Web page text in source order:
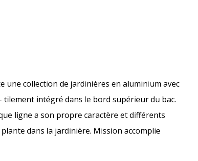
une collection de jardinières en aluminium avec
tilement intégré dans le bord supérieur du bac.
ligne a son propre caractère et différents
dans la jardinière. Mission accomplie